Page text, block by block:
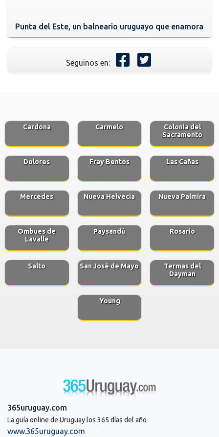
Punta del Este, un balneario uruguayo que enamora
Seguinos en:
Cardona Carmelo
Colonia del
Sacramento
Dolores Fray Bentos Las Cañas
Mercedes Nueva Helvecia Nueva Palmira
Ombues de
Lavalle
Paysandú Rosario
Salto San José de Mayo
Termas del
Dayman
Young
365uruguay.com
La guía online de Uruguay los 365 días del año
www.365uruguay.com